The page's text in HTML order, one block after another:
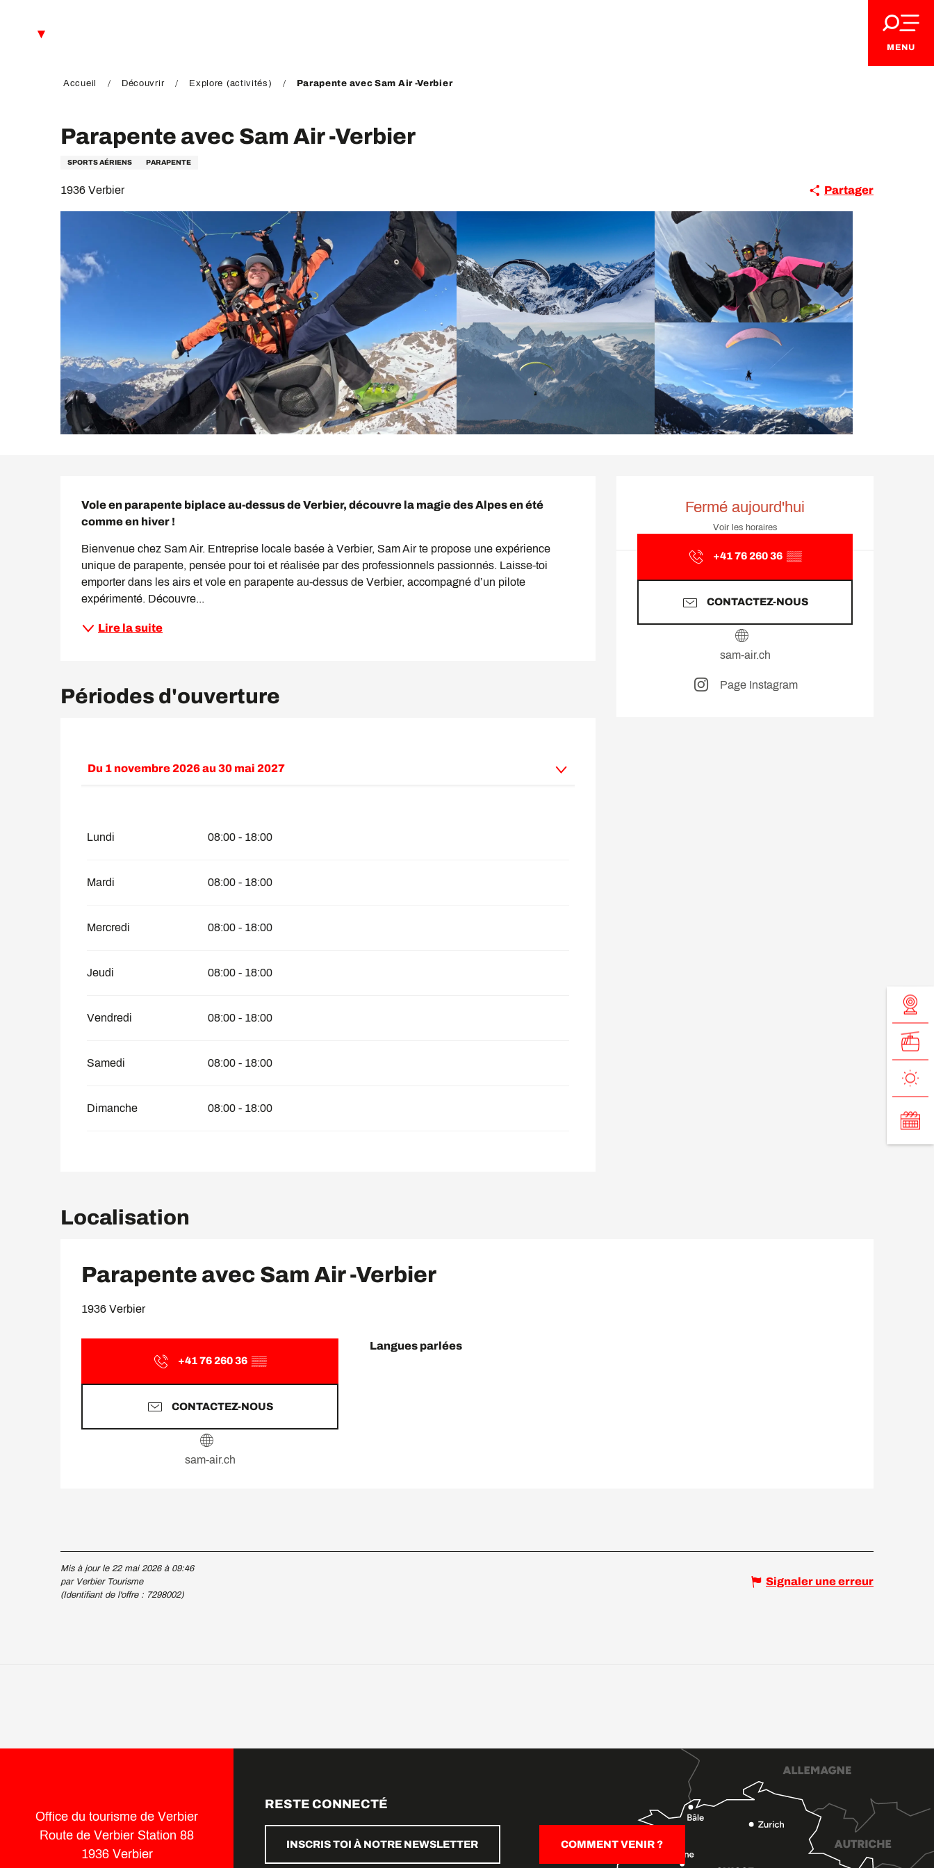
MENU
Accueil Découvrir Explore (activités) Parapente avec Sam Air -Verbier
Parapente avec Sam Air -Verbier
SPORTS AÉRIENS PARAPENTE
1936 Verbier Partager
Fermé aujourd'hui
Voir les horaires
+41 76 260 36 ▒▒
CONTACTEZ-NOUS
sam-air.ch
Page Instagram
Vole en parapente biplace au-dessus de Verbier, découvre la magie des Alpes en été
comme en hiver !
Bienvenue chez Sam Air. Entreprise locale basée à Verbier, Sam Air te propose une expérience
unique de parapente, pensée pour toi et réalisée par des professionnels passionnés. Laisse-toi
emporter dans les airs et vole en parapente au-dessus de Verbier, accompagné d’un pilote
expérimenté. Découvre...
Lire la suite
Périodes d'ouverture
Du 1 novembre 2026au 30 mai 2027
Lundi 08:00 - 18:00
Mardi 08:00 - 18:00
Mercredi 08:00 - 18:00
Jeudi 08:00 - 18:00
Vendredi 08:00 - 18:00
Samedi 08:00 - 18:00
Dimanche 08:00 - 18:00
Localisation
Parapente avec Sam Air -Verbier
1936 Verbier
+41 76 260 36 ▒▒
CONTACTEZ-NOUS
sam-air.ch
Langues parlées
Langues parlées
Mis à jour le 22 mai 2026 à 09:46
par Verbier Tourisme
(Identifiant de l'offre : 7298002)
Signaler une erreur
Office du tourisme de Verbier
Route de Verbier Station 88
1936 Verbier
RESTE CONNECTÉ
INSCRIS TOI À NOTRE NEWSLETTER COMMENT VENIR ?